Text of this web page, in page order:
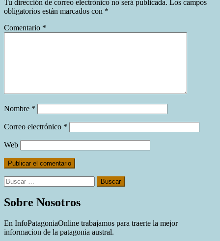
Tu dirección de correo electrónico no será publicada.
Los campos
obligatorios están marcados con *
Comentario *
Nombre *
Correo electrónico *
Web
Buscar:
Sobre Nosotros
En InfoPatagoniaOnline trabajamos para traerte la mejor
informacion de la patagonia austral.